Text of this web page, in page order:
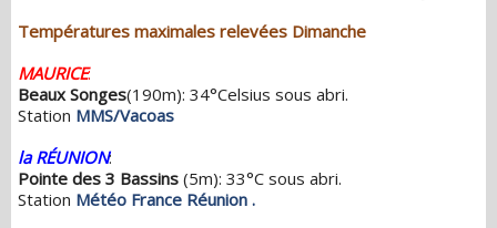
Températures maximales relevées Dimanche
MAURICE:
Beaux Songes(190m): 34°Celsius sous abri.
Station MMS/Vacoas
la RÉUNION:
Pointe des 3 Bassins (5m): 33°C sous abri.
Station Météo France Réunion .